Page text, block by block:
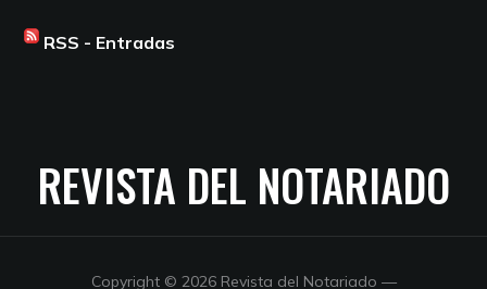
RSS - Entradas
REVISTA DEL NOTARIADO
Copyright © 2026 Revista del Notariado —